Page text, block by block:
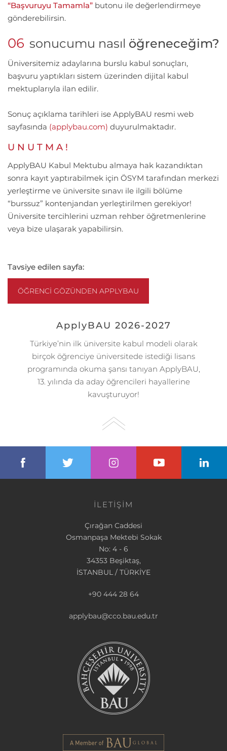
“Başvuruyu Tamamla” butonu ile değerlendirmeye
gönderebilirsin.
06 sonucumu nasıl öğreneceğim?
Üniversitemiz adaylarına burslu kabul sonuçları,
başvuru yaptıkları sistem üzerinden dijital kabul
mektuplarıyla ilan edilir.
Sonuç açıklama tarihleri ise ApplyBAU resmi web
sayfasında (applybau.com) duyurulmaktadır.
U N U T M A !
ApplyBAU Kabul Mektubu almaya hak kazandıktan
sonra kayıt yaptırabilmek için ÖSYM tarafından merkezi
yerleştirme ve üniversite sınavı ile ilgili bölüme
“burssuz” kontenjandan yerleştirilmen gerekiyor!
Üniversite tercihlerini uzman rehber öğretmenlerine
veya bize ulaşarak yapabilirsin.
Tavsiye edilen sayfa:
ÖĞRENCI GÖZÜNDEN APPLYBAU
ApplyBAU 2026-2027
Türkiye’nin ilk üniversite kabul modeli olarak
birçok öğrenciye üniversitede istediği lisans
programında okuma şansı tanıyan ApplyBAU,
13. yılında da aday öğrencileri hayallerine
kavuşturuyor!
İLETİŞİM
Çırağan Caddesi
Osmanpaşa Mektebi Sokak
No: 4 - 6
34353 Beşiktaş,
İSTANBUL / TÜRKİYE
+90 444 28 64
applybau@cco.bau.edu.tr